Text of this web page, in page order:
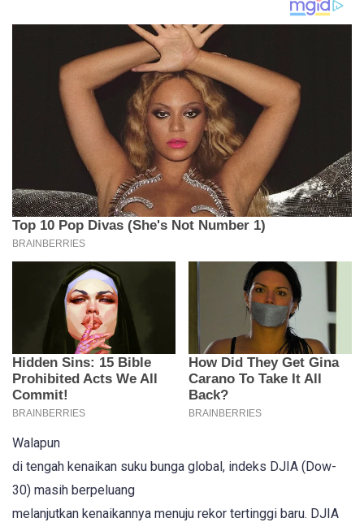
Walapun
di tengah kenaikan suku bunga global, indeks DJIA (Dow-
30) masih berpeluang
melanjutkan kenaikannya menuju rekor tertinggi baru. DJIA